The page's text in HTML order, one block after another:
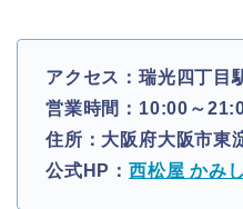
アクセス：瑞光四丁目
営業時間：10:00～
住所：大阪府大阪市東
公式HP： 西松屋 かみ